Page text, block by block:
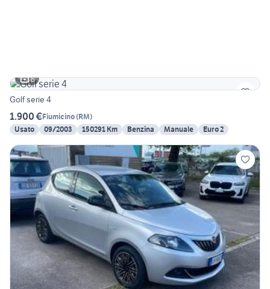
6
Golf serie 4
1.900 €Fiumicino(RM)
Usato
09/2003 150291 Km Benzina Manuale Euro 2